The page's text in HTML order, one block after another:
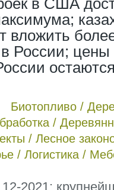
в США
вложить
России; цены
Биотопливо /
/
/ Лесное
/ Логистика /
2021: